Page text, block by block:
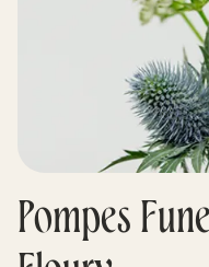
Monument
Livraison de
Pompes